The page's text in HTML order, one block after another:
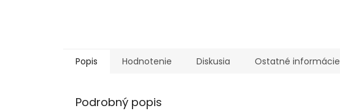
Popis Hodnotenie Diskusia Ostatné informácie
Podrobný popis